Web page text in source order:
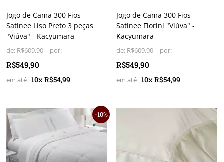
Jogo de Cama 300 Fios
Satinee Liso Preto 3 peças
"Viúva" - Kacyumara
de: R$609,90
R$549,90
10x R$54,99
Jogo de Cama 300 Fios
Satinee Florini "Viúva" -
Kacyumara
de: R$609,90
R$549,90
10x R$54,99
10%